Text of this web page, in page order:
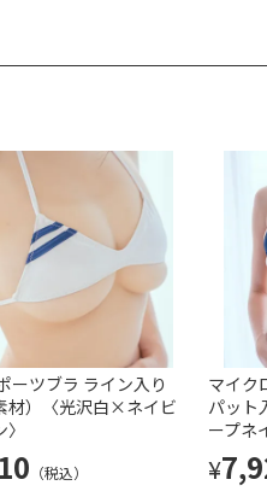
ーツブラ ライン入り
材）〈光沢白×ネイビ
（税込）
マイク
パット
ープネ
¥